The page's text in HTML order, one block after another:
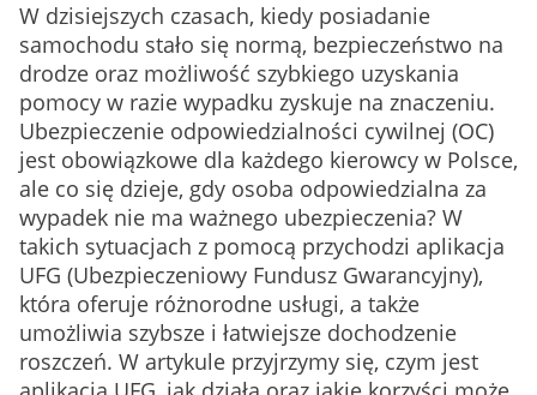
W dzisiejszych czasach, kiedy posiadanie
samochodu stało się normą, bezpieczeństwo na
drodze oraz możliwość szybkiego uzyskania
pomocy w razie wypadku zyskuje na znaczeniu.
Ubezpieczenie odpowiedzialności cywilnej (OC)
jest obowiązkowe dla każdego kierowcy w Polsce,
ale co się dzieje, gdy osoba odpowiedzialna za
wypadek nie ma ważnego ubezpieczenia? W
takich sytuacjach z pomocą przychodzi aplikacja
UFG (Ubezpieczeniowy Fundusz Gwarancyjny),
która oferuje różnorodne usługi, a także
umożliwia szybsze i łatwiejsze dochodzenie
roszczeń. W artykule przyjrzymy się, czym jest